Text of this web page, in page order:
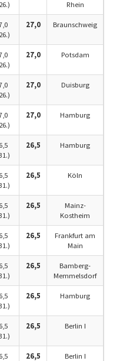
Rhein
27,0 Braunschweig
27,0 Potsdam
27,0 Duisburg
27,0 Hamburg
26,5 Hamburg
26,5 Köln
26,5
Mainz-
Kostheim
26,5
Frankfurt am
Main
26,5
Bamberg-
Memmelsdorf
26,5 Hamburg
26,5 Berlin I
26,5 Berlin I